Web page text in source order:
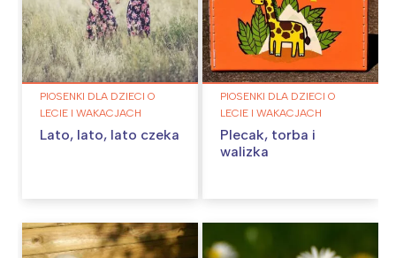
PIOSENKI DLA DZIECI O
LECIE I WAKACJACH
Lato, lato, lato czeka
PIOSENKI DLA DZIECI O
LECIE I WAKACJACH
Plecak, torba i
walizka